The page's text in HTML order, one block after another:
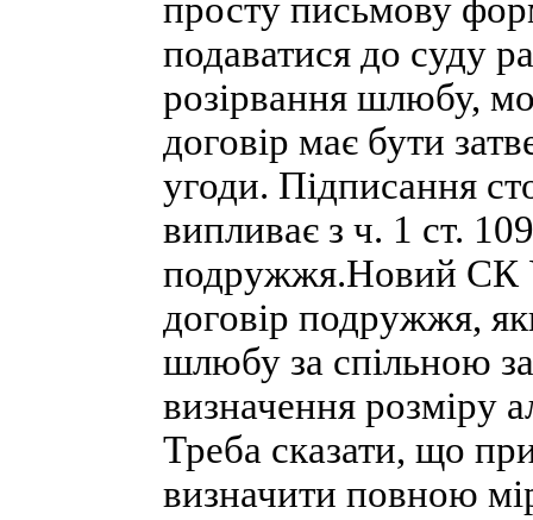
просту письмову
подаватися до суду
розірвання шлюбу,
договір має бути
угоди. Підписання
випливає з ч. 1 ст.
подружжя.Новий СК
договір подружжя,
шлюбу за спільною
визначення розміру
Треба сказати, що
визначити повною